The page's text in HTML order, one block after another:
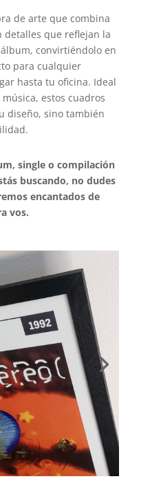
de arte que combina
que reflejan la
convirtiéndolo en
para cualquier
hasta tu oficina. Ideal
estos cuadros
diseño, sino también
single o compilación
buscando, no dudes
encantados de
vos.